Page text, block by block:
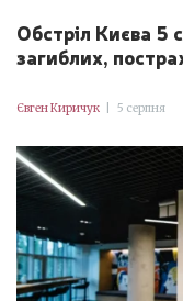
Обстріл Києва 5
загиблих,
Євген Киричук 5 серпня